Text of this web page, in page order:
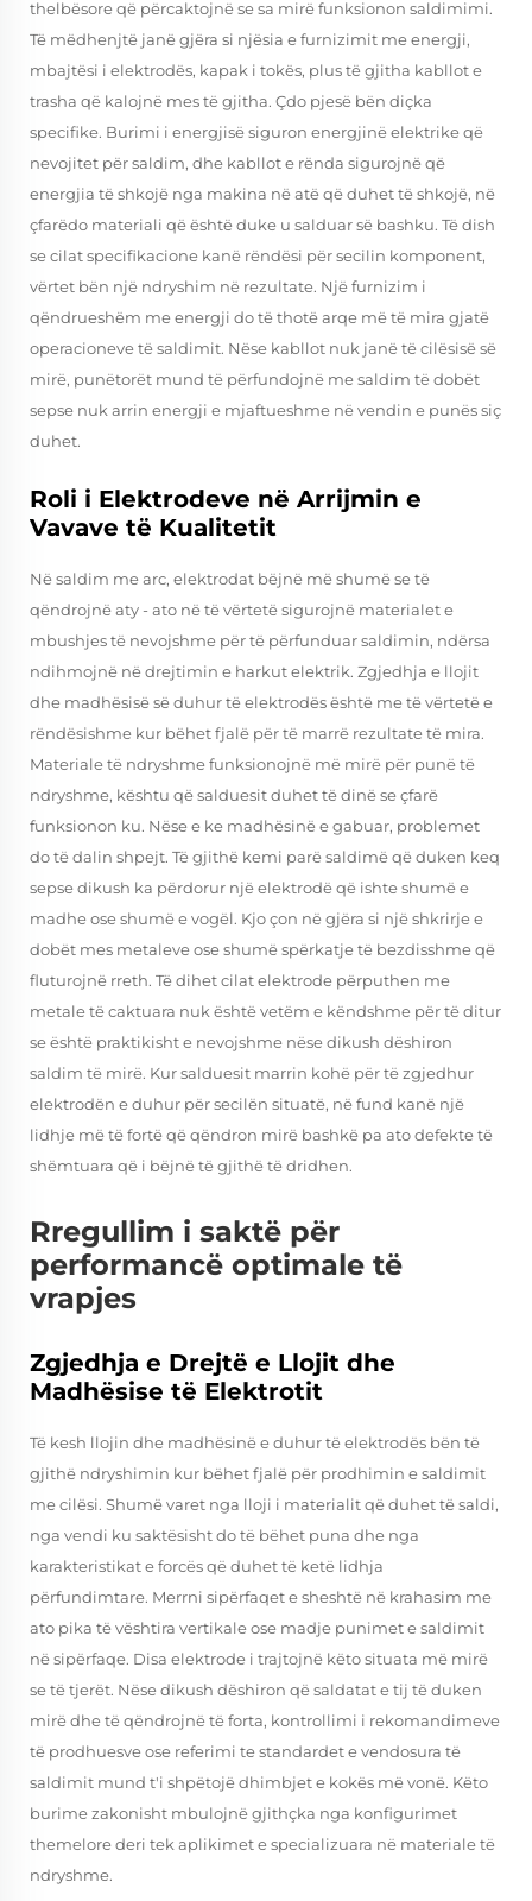
thelbësore që përcaktojnë se sa mirë funksionon saldimimi.
Të mëdhenjtë janë gjëra si njësia e furnizimit me energji,
mbajtësi i elektrodës, kapak i tokës, plus të gjitha kabllot e
trasha që kalojnë mes të gjitha. Çdo pjesë bën diçka
specifike. Burimi i energjisë siguron energjinë elektrike që
nevojitet për saldim, dhe kabllot e rënda sigurojnë që
energjia të shkojë nga makina në atë që duhet të shkojë, në
çfarëdo materiali që është duke u salduar së bashku. Të dish
se cilat specifikacione kanë rëndësi për secilin komponent,
vërtet bën një ndryshim në rezultate. Një furnizim i
qëndrueshëm me energji do të thotë arqe më të mira gjatë
operacioneve të saldimit. Nëse kabllot nuk janë të cilësisë së
mirë, punëtorët mund të përfundojnë me saldim të dobët
sepse nuk arrin energji e mjaftueshme në vendin e punës siç
duhet.
Roli i Elektrodeve në Arrijmin e
Vavave të Kualitetit
Në saldim me arc, elektrodat bëjnë më shumë se të
qëndrojnë aty - ato në të vërtetë sigurojnë materialet e
mbushjes të nevojshme për të përfunduar saldimin, ndërsa
ndihmojnë në drejtimin e harkut elektrik. Zgjedhja e llojit
dhe madhësisë së duhur të elektrodës është me të vërtetë e
rëndësishme kur bëhet fjalë për të marrë rezultate të mira.
Materiale të ndryshme funksionojnë më mirë për punë të
ndryshme, kështu që salduesit duhet të dinë se çfarë
funksionon ku. Nëse e ke madhësinë e gabuar, problemet
do të dalin shpejt. Të gjithë kemi parë saldimë që duken keq
sepse dikush ka përdorur një elektrodë që ishte shumë e
madhe ose shumë e vogël. Kjo çon në gjëra si një shkrirje e
dobët mes metaleve ose shumë spërkatje të bezdisshme që
fluturojnë rreth. Të dihet cilat elektrode përputhen me
metale të caktuara nuk është vetëm e këndshme për të ditur
se është praktikisht e nevojshme nëse dikush dëshiron
saldim të mirë. Kur salduesit marrin kohë për të zgjedhur
elektrodën e duhur për secilën situatë, në fund kanë një
lidhje më të fortë që qëndron mirë bashkë pa ato defekte të
shëmtuara që i bëjnë të gjithë të dridhen.
Rregullim i saktë për
performancë optimale të
vrapjes
Zgjedhja e Drejtë e Llojit dhe
Madhësise të Elektrotit
Të kesh llojin dhe madhësinë e duhur të elektrodës bën të
gjithë ndryshimin kur bëhet fjalë për prodhimin e saldimit
me cilësi. Shumë varet nga lloji i materialit që duhet të saldi,
nga vendi ku saktësisht do të bëhet puna dhe nga
karakteristikat e forcës që duhet të ketë lidhja
përfundimtare. Merrni sipërfaqet e sheshtë në krahasim me
ato pika të vështira vertikale ose madje punimet e saldimit
në sipërfaqe. Disa elektrode i trajtojnë këto situata më mirë
se të tjerët. Nëse dikush dëshiron që saldatat e tij të duken
mirë dhe të qëndrojnë të forta, kontrollimi i rekomandimeve
të prodhuesve ose referimi te standardet e vendosura të
saldimit mund t'i shpëtojë dhimbjet e kokës më vonë. Këto
burime zakonisht mbulojnë gjithçka nga konfigurimet
themelore deri tek aplikimet e specializuara në materiale të
ndryshme.